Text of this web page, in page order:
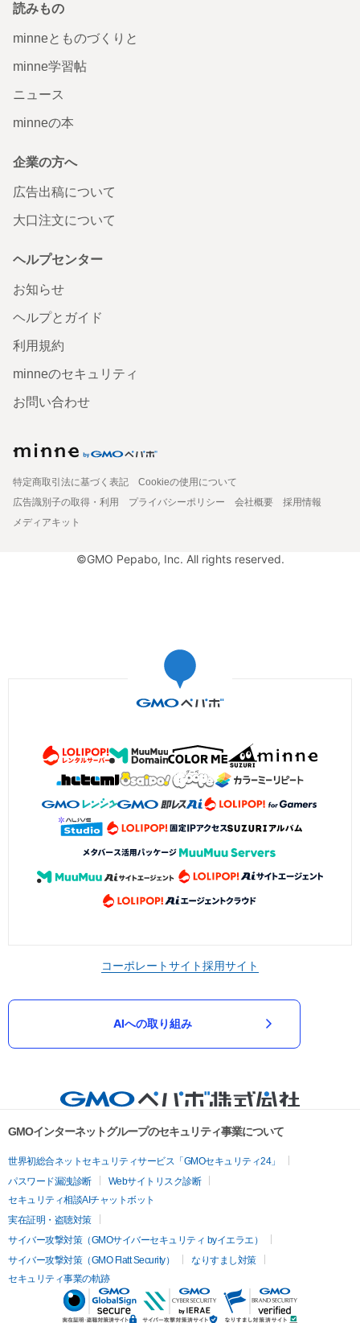
読みもの
minneとものづくりと
minne学習帖
ニュース
minneの本
企業の方へ
広告出稿について
大口注文について
ヘルプセンター
お知らせ
ヘルプとガイド
利用規約
minneのセキュリティ
お問い合わせ
特定商取引法に基づく表記
Cookieの使用について
広告識別子の取得・利用
プライバシーポリシー 会社概要
採用情報
メディアキット
©GMO Pepabo, Inc. All rights reserved.
コーポレートサイト採用サイト
AIへの取り組み
GMOインターネットグループのセキュリティ事業について
世界初総合ネットセキュリティサービス「GMOセキュリティ24」
パスワード漏洩診断
Webサイトリスク診断
セキュリティ相談AIチャットボット
実在証明・盗聴対策
サイバー攻撃対策（GMOサイバーセキュリティ byイエラエ）
サイバー攻撃対策（GMO Flatt Security）
なりすまし対策
セキュリティ事業の軌跡